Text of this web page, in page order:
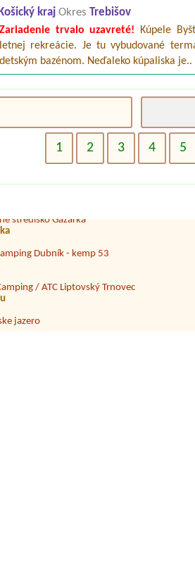
krajOkres Trebišov
Zariadenie trvalo uzavreté! Kúpele
letnej rekreácie. Je tu vybudované
detským bazénom. Neďaleko kúpaliska je..
1 2 3 4 5
a Hotel Dedinky, stanový tábor